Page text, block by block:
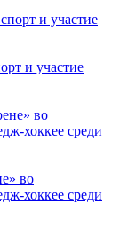
и участие
во
хоккее среди